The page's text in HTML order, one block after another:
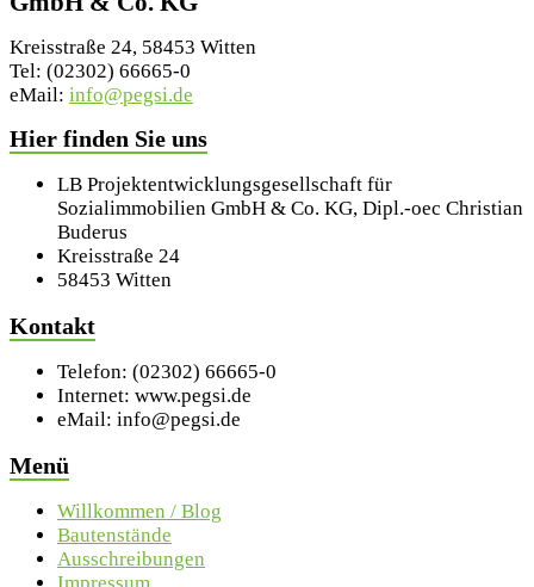
Kreisstraße 24, 58453 Witten
Tel: (02302) 66665-0
eMail: info@pegsi.de
Hier finden Sie uns
LB Projektentwicklungsgesellschaft für
Sozialimmobilien GmbH & Co. KG, Dipl.-oec Christian
Buderus
Kreisstraße 24
58453 Witten
Kontakt
Telefon: (02302) 66665-0
Internet: www.pegsi.de
eMail: info@pegsi.de
Menü
Willkommen / Blog
Bautenstände
Ausschreibungen